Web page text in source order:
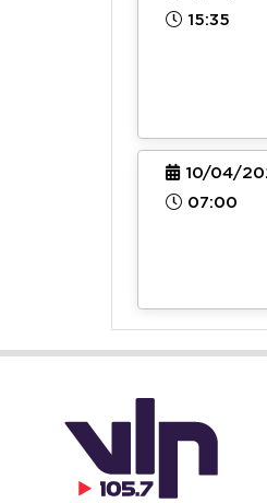
15:35
10/04/
07:00